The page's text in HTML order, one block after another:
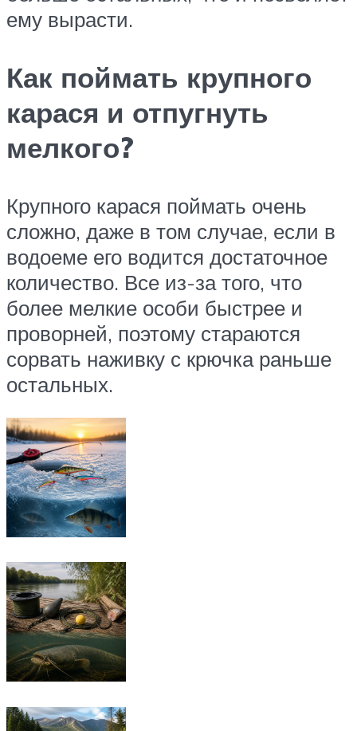
ему вырасти.
Как поймать крупного
карася и отпугнуть
мелкого?
Крупного карася поймать очень
сложно, даже в том случае, если в
водоеме его водится достаточное
количество. Все из-за того, что
более мелкие особи быстрее и
проворней, поэтому стараются
сорвать наживку с крючка раньше
остальных.